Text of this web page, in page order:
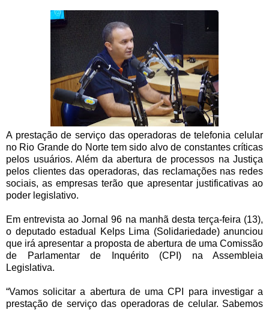
A prestação de serviço das operadoras de telefonia celular
no Rio Grande do Norte tem sido alvo de constantes críticas
pelos usuários. Além da abertura de processos na Justiça
pelos clientes das operadoras, das reclamações nas redes
sociais, as empresas terão que apresentar justificativas ao
poder legislativo.
Em entrevista ao Jornal 96 na manhã desta terça-feira (13),
o deputado estadual Kelps Lima (Solidariedade) anunciou
que irá apresentar a proposta de abertura de uma Comissão
de Parlamentar de Inquérito (CPI) na Assembleia
Legislativa.
“Vamos solicitar a abertura de uma CPI para investigar a
prestação de serviço das operadoras de celular. Sabemos